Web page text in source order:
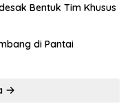
Bentuk Tim Khusus
di Pantai